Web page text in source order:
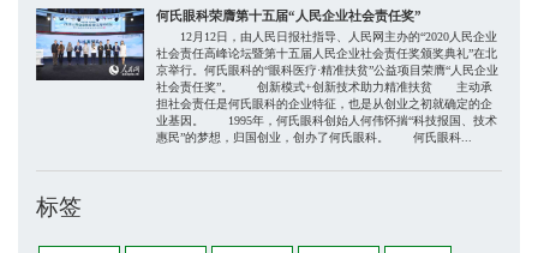
何氏眼科荣膺第十五届“人民企业社会责任奖”
12月12日，由人民日报社指导、人民网主办的“2020人民企业
社会责任高峰论坛暨第十五届人民企业社会责任奖颁奖典礼”在北
京举行。何氏眼科的“眼科医疗·精准扶贫”公益项目荣膺“人民企业
社会责任奖”。 创新模式+创新技术助力精准扶贫 主动承
担社会责任是何氏眼科的企业特征，也是从创业之初就确定的企
业基因。 1995年，何氏眼科创始人何伟怀揣“科技报国、技术
惠民”的梦想，归国创业，创办了何氏眼科。 何氏眼科...
标签